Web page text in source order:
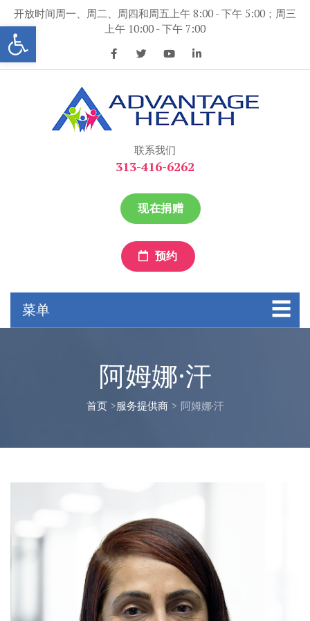
打开工具条
容
开放时间周一、周二、周四和周五上午 8:00 - 下午 5:00；周三
上午 10:00 - 下午 7:00
联系我们
313-416-6262
现在捐赠
预约
菜单
阿姆娜·汗
首页 >服务提供商 > 阿姆娜·汗